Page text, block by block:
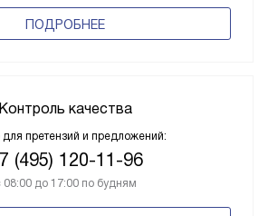
ПОДРОБНЕЕ
Контроль качества
претензий и предложений:
(495) 120-11-96
08:00 до 17:00 по будням